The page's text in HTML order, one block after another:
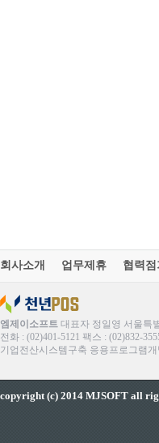
회사소개 업무제휴 협력점
엠제이소프트 대표자 정일영 서울특
전화 : (02)401-5121 팩스 : (02)832-
기업전산시스템구축 응용프로그램
copyright (c) 2014 MJSOFT all